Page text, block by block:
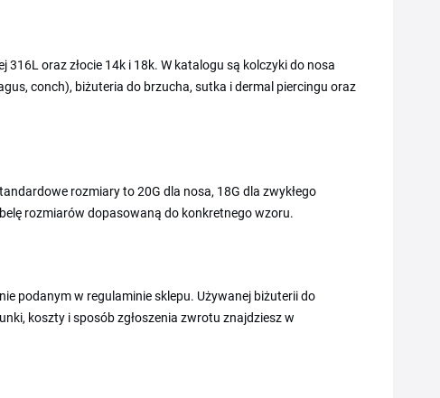
oraz złocie 14k i 18k. W katalogu są kolczyki do nosa
conch), biżuteria do brzucha, sutka i dermal piercingu oraz
rozmiary to 20G dla nosa, 18G dla zwykłego
rozmiarów dopasowaną do konkretnego wzoru.
podanym w regulaminie sklepu. Używanej biżuterii do
koszty i sposób zgłoszenia zwrotu znajdziesz w